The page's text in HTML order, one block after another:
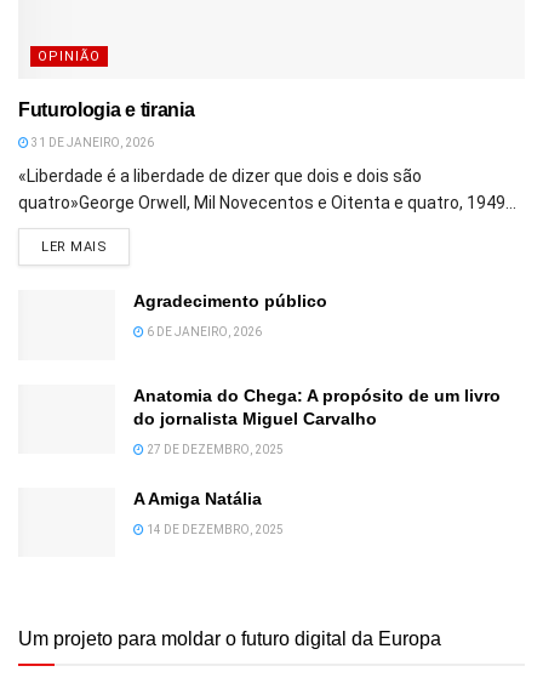
OPINIÃO
Futurologia e tirania
31 DE JANEIRO, 2026
«Liberdade é a liberdade de dizer que dois e dois são
quatro»George Orwell, Mil Novecentos e Oitenta e quatro, 1949...
LER MAIS
Agradecimento público
6 DE JANEIRO, 2026
Anatomia do Chega: A propósito de um livro
do jornalista Miguel Carvalho
27 DE DEZEMBRO, 2025
A Amiga Natália
14 DE DEZEMBRO, 2025
Um projeto para moldar o futuro digital da Europa